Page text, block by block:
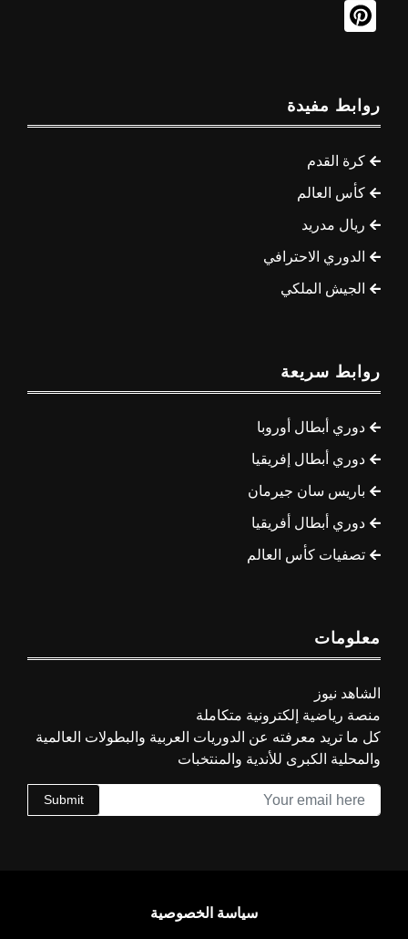
روابط مفيدة
كرة القدم
كأس العالم
ريال مدريد
الدوري الاحترافي
الجيش الملكي
روابط سريعة
دوري أبطال أوروبا
دوري أبطال إفريقيا
باريس سان جيرمان
دوري أبطال أفريقيا
تصفيات كأس العالم
معلومات
الشاهد نيوز
منصة رياضية إلكترونية متكاملة
كل ما تريد معرفته عن الدوريات العربية والبطولات العالمية
والمحلية الكبرى للأندية والمنتخبات
Submit
سياسة الخصوصية